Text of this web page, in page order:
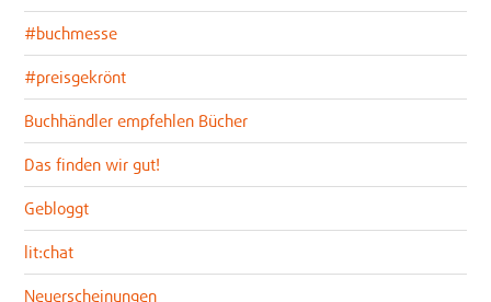
#buchmesse
#preisgekrönt
Buchhändler empfehlen Bücher
Das finden wir gut!
Gebloggt
lit:chat
Neuerscheinungen